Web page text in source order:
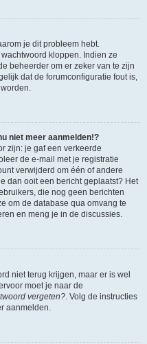
je dit probleem hebt.
kloppen. Indien ze
beheerder om er zeker van te zijn
dat de forumconfiguratie fout is,
niet meer aanmelden!?
zijn: je gaf een verkeerde
de e-mail met je registratie
verwijderd om één of andere
dan ooit een bericht geplaatst? Het
die nog geen berichten
om de database qua omvang te
en meng je in de discussies.
niet terug krijgen, maar er is wel
moet je naar de
vergeten?. Volg de instructies
aanmelden.